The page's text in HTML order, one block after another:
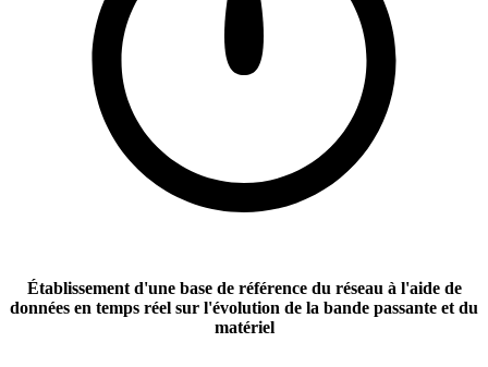
Établissement d'une base de référence du réseau à l'aide de
données en temps réel sur l'évolution de la bande passante et du
matériel